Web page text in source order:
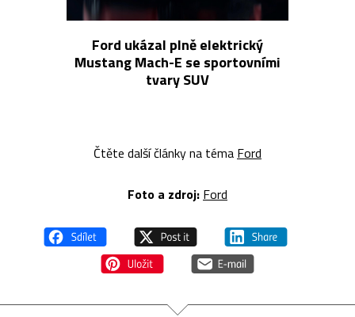
Ford ukázal plně elektrický
Mustang Mach-E se sportovními
tvary SUV
Čtěte další články na téma Ford
Foto a zdroj: Ford